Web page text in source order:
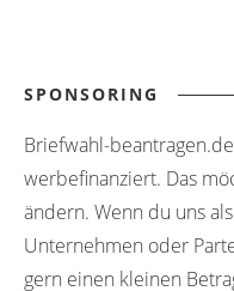
SPONSORING
Briefwahl-
werbefinanziert. Das
ändern. Wenn du uns
Unternehmen oder
gern einen kleinen